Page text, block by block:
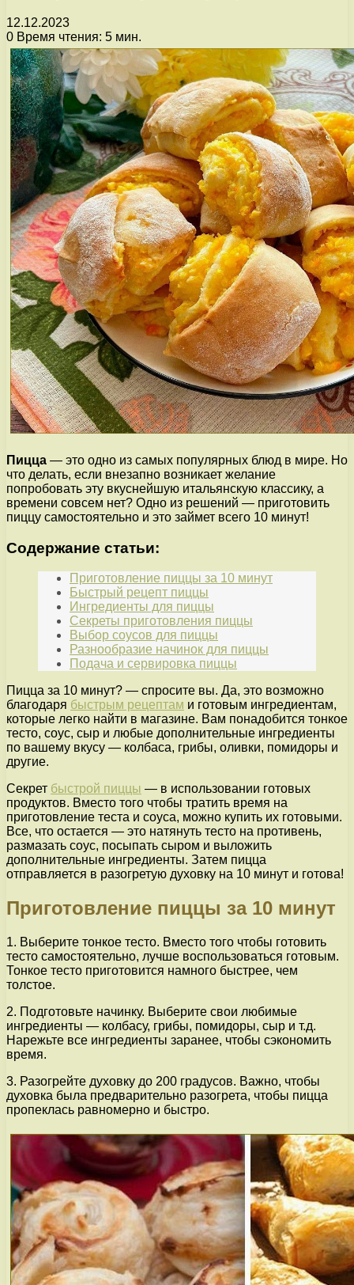
12.12.2023
0 Время чтения: 5 мин.
Пицца — это одно из самых популярных блюд в мире. Но
что делать, если внезапно возникает желание
попробовать эту вкуснейшую итальянскую классику, а
времени совсем нет? Одно из решений — приготовить
пиццу самостоятельно и это займет всего 10 минут!
Содержание статьи:
Приготовление пиццы за 10 минут
Быстрый рецепт пиццы
Ингредиенты для пиццы
Секреты приготовления пиццы
Выбор соусов для пиццы
Разнообразие начинок для пиццы
Подача и сервировка пиццы
Пицца за 10 минут? — спросите вы. Да, это возможно
благодаря быстрым рецептам и готовым ингредиентам,
которые легко найти в магазине. Вам понадобится тонкое
тесто, соус, сыр и любые дополнительные ингредиенты
по вашему вкусу — колбаса, грибы, оливки, помидоры и
другие.
Секрет быстрой пиццы — в использовании готовых
продуктов. Вместо того чтобы тратить время на
приготовление теста и соуса, можно купить их готовыми.
Все, что остается — это натянуть тесто на противень,
размазать соус, посыпать сыром и выложить
дополнительные ингредиенты. Затем пицца
отправляется в разогретую духовку на 10 минут и готова!
Приготовление пиццы за 10 минут
1. Выберите тонкое тесто. Вместо того чтобы готовить
тесто самостоятельно, лучше воспользоваться готовым.
Тонкое тесто приготовится намного быстрее, чем
толстое.
2. Подготовьте начинку. Выберите свои любимые
ингредиенты — колбасу, грибы, помидоры, сыр и т.д.
Нарежьте все ингредиенты заранее, чтобы сэкономить
время.
3. Разогрейте духовку до 200 градусов. Важно, чтобы
духовка была предварительно разогрета, чтобы пицца
пропеклась равномерно и быстро.